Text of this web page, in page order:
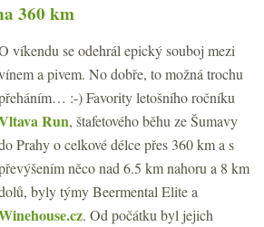
360 km
víkendu se odehrál epický souboj mezi
a pivem. No dobře, to možná trochu
:-) Favority letošního ročníku
Run, štafetového běhu ze Šumavy
Prahy o celkové délce přes 360 km a s
něco nad 6.5 km nahoru a 8 km
byly týmy Beermental Elite a
. Od počátku byl jejich